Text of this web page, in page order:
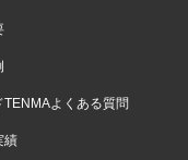
TENMAよくある質問
績